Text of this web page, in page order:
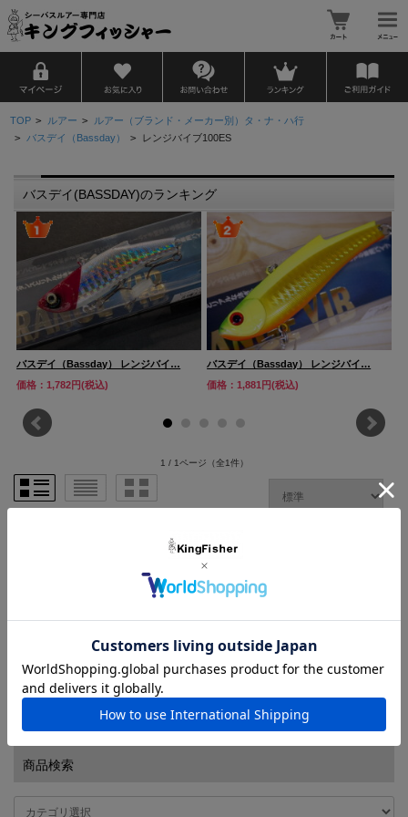
TOP > ルアー > ルアー（ブランド・メーカー別）タ・ナ・ハ行
> バスデイ（Bassday） > レンジバイブ100ES
バスデイ(BASSDAY)のランキング
バスデイ（Bassday） レンジバイ…
価格：1,782円(税込)
バスデイ（Bassday） レンジバイ…
価格：1,881円(税込)
1 / 1ページ （全1件）
バスデイ（Bassday） レンジバイブ100ES 100mm/33g
強風、ディープレンジ、ビッグフィッシュを攻略！
1 / 1ページ（全1件）
商品検索